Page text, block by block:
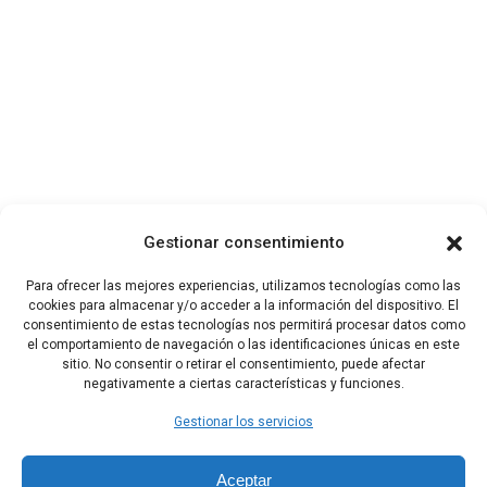
Gestionar consentimiento
Para ofrecer las mejores experiencias, utilizamos tecnologías como las
cookies para almacenar y/o acceder a la información del dispositivo. El
consentimiento de estas tecnologías nos permitirá procesar datos como
el comportamiento de navegación o las identificaciones únicas en este
sitio. No consentir o retirar el consentimiento, puede afectar
negativamente a ciertas características y funciones.
Gestionar los servicios
Aceptar